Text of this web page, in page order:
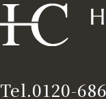
Tel.0120-